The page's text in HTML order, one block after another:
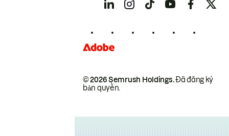
© 2026 Semrush Holdings.Đã đăng ký
bản quyền.